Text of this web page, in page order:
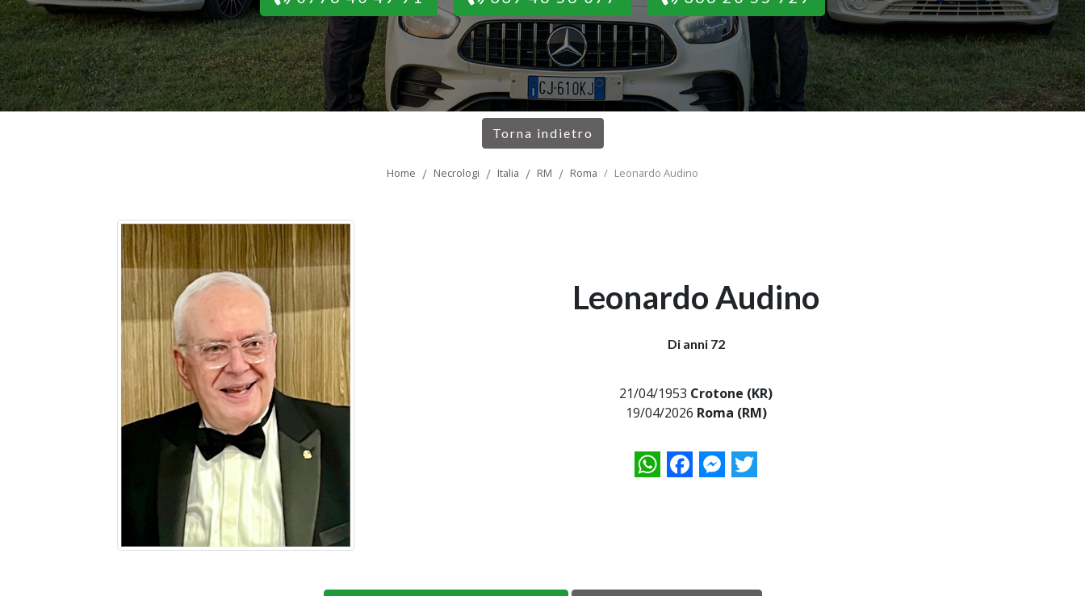
Torna indietro
Home Necrologi Italia RM Roma Leonardo Audino
Leonardo Audino
Di anni 72
21/04/1953 Crotone (KR)
19/04/2026 Roma (RM)
WhatsAppFacebookMessenger
Twitter